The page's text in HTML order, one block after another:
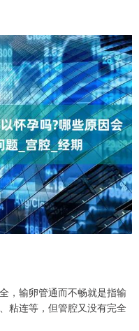
，输卵管通而不畅就是指输
粘连等，但管腔又没有完全